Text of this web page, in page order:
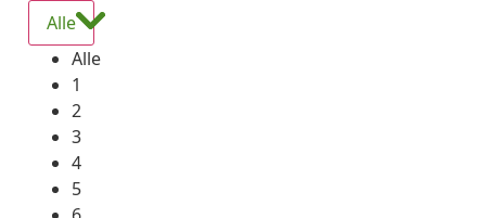
Alle
Alle
1
2
3
4
5